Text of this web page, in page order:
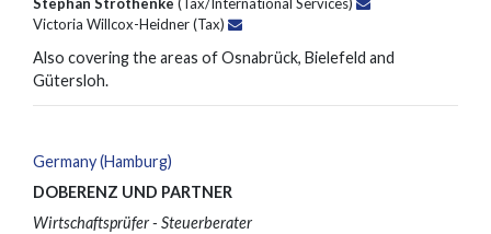
Victoria Willcox-Heidner (Tax)
Also covering the areas of Osnabrück, Bielefeld and
Gütersloh.
Germany (Hamburg)
DOBERENZ UND PARTNER
Wirtschaftsprüfer - Steuerberater